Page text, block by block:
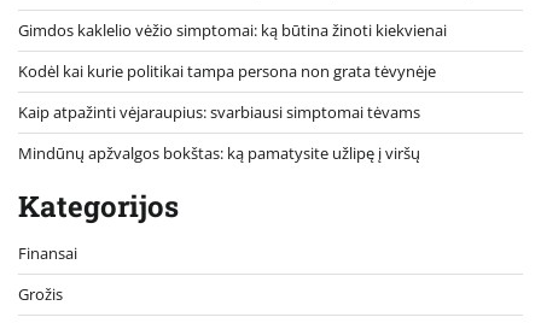
Gimdos kaklelio vėžio simptomai: ką būtina žinoti kiekvienai
Kodėl kai kurie politikai tampa persona non grata tėvynėje
Kaip atpažinti vėjaraupius: svarbiausi simptomai tėvams
Mindūnų apžvalgos bokštas: ką pamatysite užlipę į viršų
Kategorijos
Finansai
Grožis